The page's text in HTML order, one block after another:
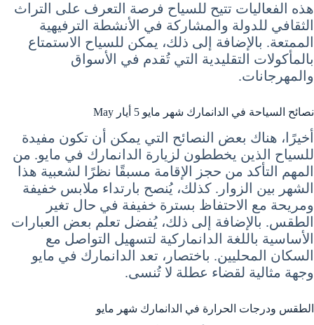
هذه الفعاليات تتيح للسياح فرصة التعرف على التراث
الثقافي للدولة والمشاركة في الأنشطة الترفيهية
الممتعة. بالإضافة إلى ذلك، يمكن للسياح الاستمتاع
بالمأكولات التقليدية التي تُقدم في الأسواق
والمهرجانات.
نصائح السياحة في الدانمارك شهر مايو 5 أيار May
أخيرًا، هناك بعض النصائح التي يمكن أن تكون مفيدة
للسياح الذين يخططون لزيارة الدانمارك في مايو. من
المهم التأكد من حجز الإقامة مسبقًا نظرًا لشعبية هذا
الشهر بين الزوار. كذلك، يُنصح بارتداء ملابس خفيفة
ومريحة مع الاحتفاظ بسترة خفيفة في حال تغير
الطقس. بالإضافة إلى ذلك، يُفضل تعلم بعض العبارات
الأساسية باللغة الدانماركية لتسهيل التواصل مع
السكان المحليين. باختصار، تعد الدانمارك في مايو
وجهة مثالية لقضاء عطلة لا تُنسى.
الطقس ودرجات الحرارة في الدانمارك شهر مايو